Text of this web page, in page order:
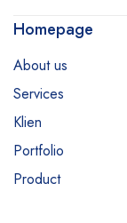
Homepage
About us
Services
Klien
Portfolio
Product